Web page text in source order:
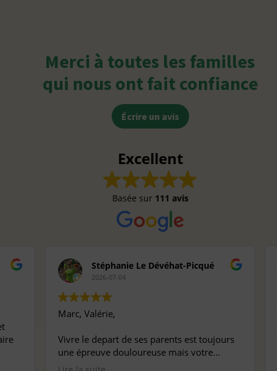
Merci à toutes les familles
qui nous ont fait confiance
Écrire un avis
Excellent
Basée sur 111 avis
Stéphanie Le Dévéhat-Picqué
2026-07-04
Marc, Valérie,
Vivre le depart de ses parents est toujours
une épreuve douloureuse mais votre
professionnalisme et gentillesse nous ont